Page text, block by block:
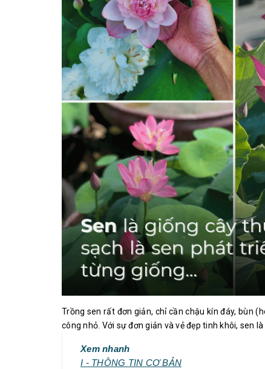
Trồng sen rất đơn giản, chỉ cần chậu kín đáy, bùn
công nhỏ. Với sự đơn giản và vẻ đẹp tinh khôi, sen
Xem nhanh
I - THÔNG TIN CƠ BẢN